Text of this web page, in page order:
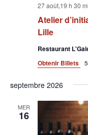
Atelier
Lille
27 août,19 h 30
Restaurant
Obtenir Billets
septembre 2026
MER
16